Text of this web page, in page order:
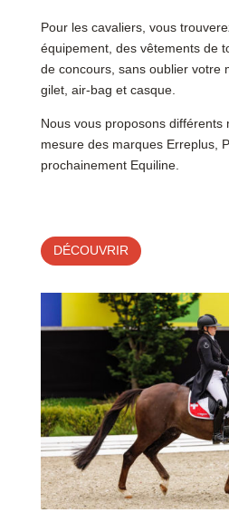
Pour les cavaliers, vous
équipement, des vêtements de
de concours, sans oublier votre
gilet, air-bag et casque.
Nous vous proposons différents
mesure des marques Erreplus,
prochainement Equiline.
DÉCOUVRIR